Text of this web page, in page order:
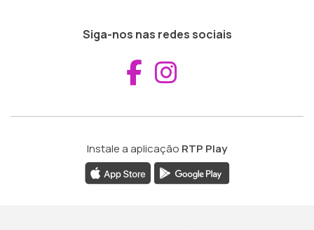
Siga-nos nas redes sociais
Aceder ao
Instale a aplicação RTP Play